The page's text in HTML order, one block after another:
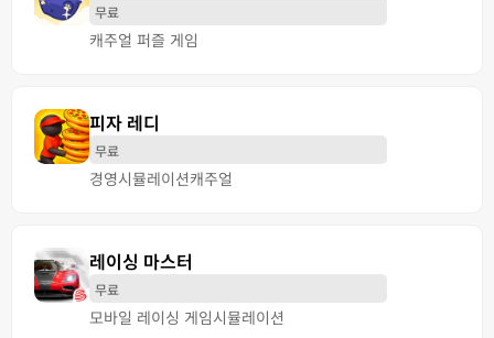
무료
캐주얼 퍼즐 게임
피자 레디
무료
경영시뮬레이션캐주얼
레이싱 마스터
무료
모바일 레이싱 게임시뮬레이션